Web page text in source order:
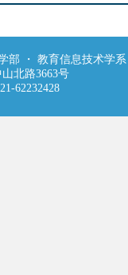
部 ・ 教育信息技术学系
北路3663号
62232428